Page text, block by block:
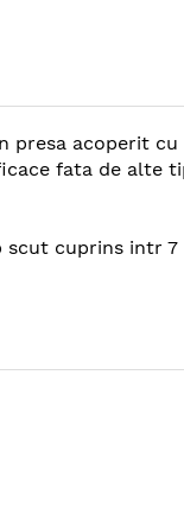
acoperit
fata de alte
cuprins intr